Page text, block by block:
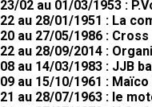
23/02 au 01/03/1953 :
22 au 28/01/1951 : La
20 au 27/05/1986 :
22 au 28/09/2014 :
08 au 14/03/1983 : JJB
09 au 15/10/1961 :
21 au 28/07/1963 : le